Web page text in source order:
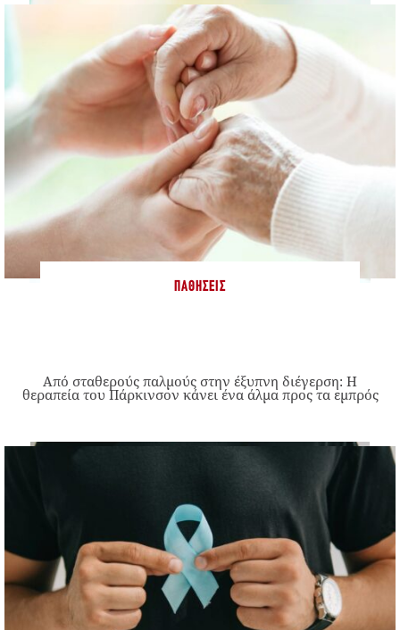
ΠΑΘΉΣΕΙΣ
Από σταθερούς παλμούς στην έξυπνη διέγερση: Η
θεραπεία του Πάρκινσον κάνει ένα άλμα προς τα εμπρός